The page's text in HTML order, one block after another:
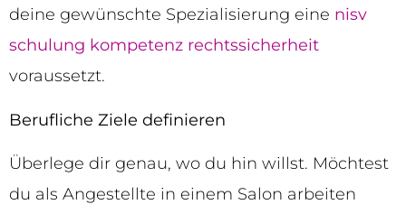
deine gewünschte Spezialisierung eine nisv
schulung kompetenz rechtssicherheit
voraussetzt.
Berufliche Ziele definieren
Überlege dir genau, wo du hin willst. Möchtest
du als Angestellte in einem Salon arbeiten